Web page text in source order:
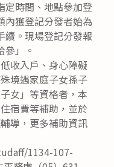
定時間、地點參加登
內獲登記分發者始為
續。現場登記分發報
參」。
收入戶、身心障礙
境遇家庭子女孫子
女」等資格者，本
宿費等補助，並於
導，更多補助資訊
1134-107-